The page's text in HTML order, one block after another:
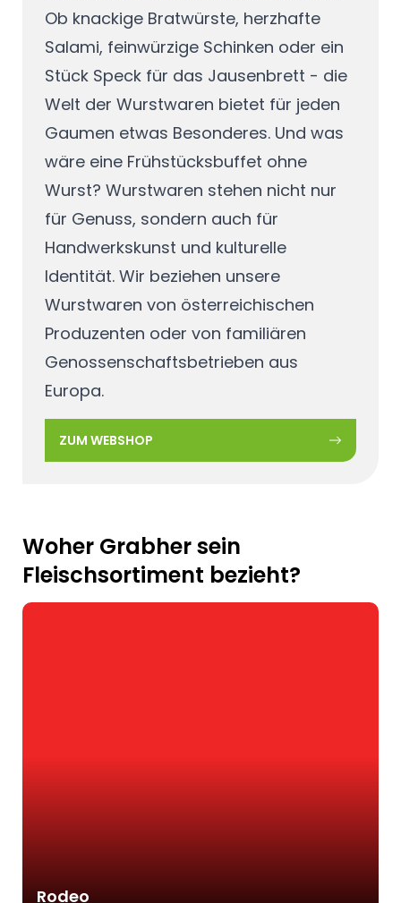
Ob knackige Bratwürste, herzhafte
Salami, feinwürzige Schinken oder ein
Stück Speck für das Jausenbrett - die
Welt der Wurstwaren bietet für jeden
Gaumen etwas Besonderes. Und was
wäre eine Frühstücksbuffet ohne
Wurst? Wurstwaren stehen nicht nur
für Genuss, sondern auch für
Handwerkskunst und kulturelle
Identität. Wir beziehen unsere
Wurstwaren von österreichischen
Produzenten oder von familiären
Genossenschaftsbetrieben aus
Europa.
ZUM WEBSHOP
Woher Grabher sein
Fleischsortiment bezieht?
Rodeo